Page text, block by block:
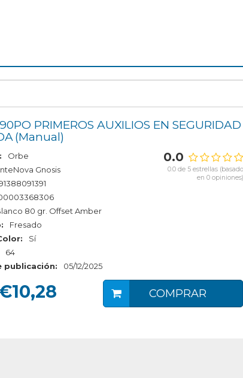
PRIMEROS AUXILIOS EN SEGURIDAD
Manual
Orbe
Gnosis
80 gr. Offset Amber
Fresado
Sí
64
publicación:
05/12/2025
0.0
0.0 de 5 estrellas (basado
en 0 opiniones)
COMPRAR